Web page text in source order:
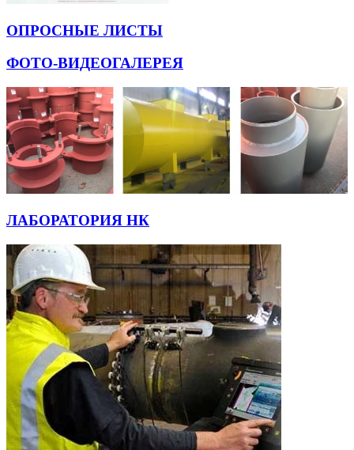
ОПРОСНЫЕ ЛИСТЫ
ФОТО-ВИДЕОГАЛЕРЕЯ
ЛАБОРАТОРИЯ НК